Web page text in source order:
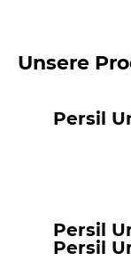
Unsere
Persil
Persil
Persil